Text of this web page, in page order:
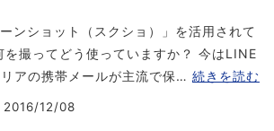
ンショット（スクショ）」を活用されて
を撮ってどう使っていますか？ 今はLINE
アの携帯メールが主流で保… 続きを読む
2016/12/08